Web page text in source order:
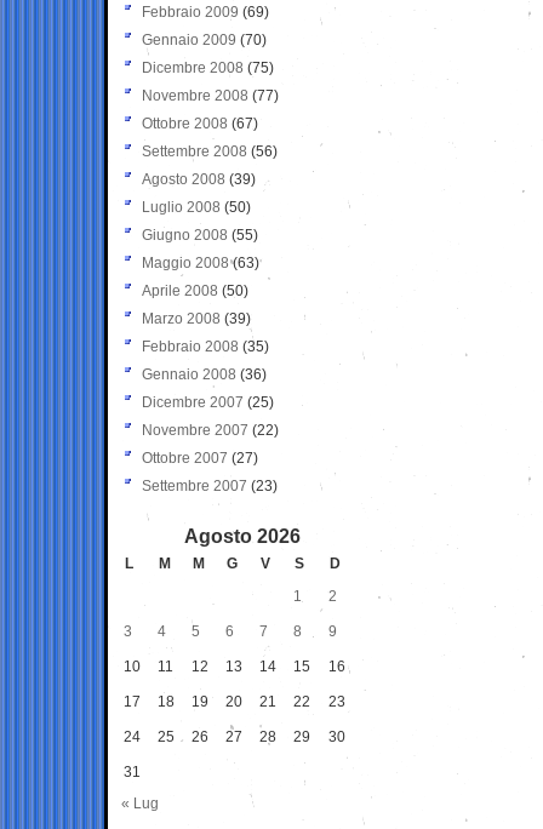
Febbraio 2009 (69)
Gennaio 2009 (70)
Dicembre 2008 (75)
Novembre 2008 (77)
Ottobre 2008 (67)
Settembre 2008 (56)
Agosto 2008 (39)
Luglio 2008 (50)
Giugno 2008 (55)
Maggio 2008(63)
Aprile 2008 (50)
Marzo 2008 (39)
Febbraio 2008 (35)
Gennaio 2008 (36)
Dicembre 2007 (25)
Novembre 2007 (22)
Ottobre 2007 (27)
Settembre 2007 (23)
Agosto 2026
L M M G V S
D
1
2
3 4 5 6 7 8 9
10 11 12 13 14 15 16
17 18 19 20 21 22 23
24 25 26 27 28 29 30
31
« Lug